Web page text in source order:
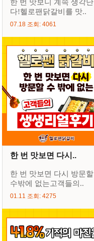
한 번 맛보니 계속 생각난
다!헬로팬닭갈비를 맛..
07.18 조회: 4061
한 번 맛보면 다시..
한 번 맛보면 다시 방문할
수밖에 없는고객들의..
01.11 조회: 4275